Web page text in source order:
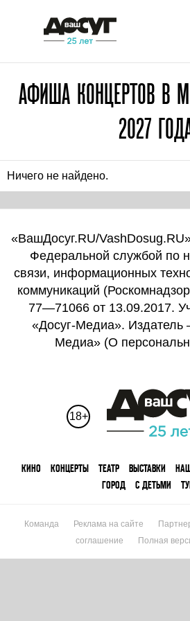
АФИША КОНЦЕРТОВ В
2027
Ничего не найдено.
«ВашДосуг.RU/
Федеральной службой по
связи, информационных
коммуникаций
77—71066 от 13.09.2017.
«Досуг-Медиа».
Медиа» (О
18+
КИНО КОНЦЕРТЫ ТЕАТР ВЫСТАВКИ
ГОРОД
С ДЕТЬМИ
Команда Реклама на сайте
соглашение
Полная